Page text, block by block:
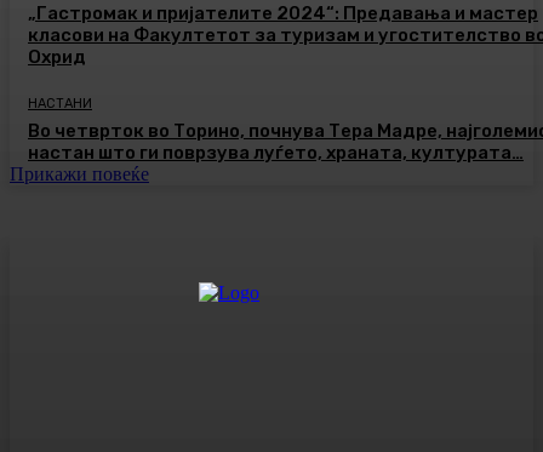
„Гастромак и пријателите 2024“: Предавања и мастер
класови на Факултетот за туризам и угостителство
Охрид
НАСТАНИ
Во четврток во Торино, почнува Тера Мадре,
настан што ги поврзува луѓето, храната, културата…
Прикажи повеќе